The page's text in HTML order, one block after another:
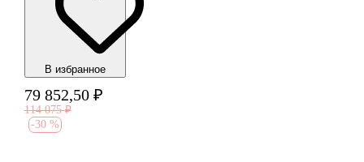
В избранноe
79 852,50 ₽
114 075 ₽
-30 %